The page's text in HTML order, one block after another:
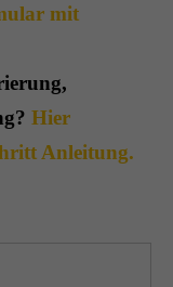
mit
Hier
Anleitung.